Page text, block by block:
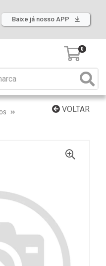
Baixe já nosso APP
0
VOLTAR